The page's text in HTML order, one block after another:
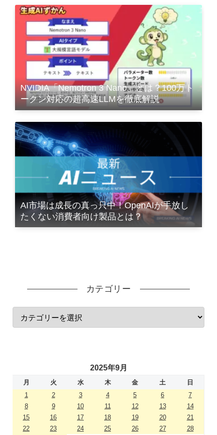
NVIDIA「Nemotron 3 Nano」とは？100万ト
ークン対応の超高速LLMを徹底解説
AI市場は成長の真っ只中！OpenAIが手放し
たくない消費者向け製品とは？
カテゴリー
2025年9月
月 火 水 木 金 土
日
1
2 3 4 5 6
7
8
9 10 11 12 13
14
15
16 17 18 19 20
21
22
23 24 25 26 27
28